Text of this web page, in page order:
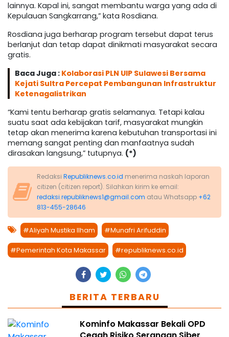
lainnya. Kapal ini, sangat membantu warga yang ada di
Kepulauan Sangkarrang,” kata Rosdiana.
Rosdiana juga berharap program tersebut dapat terus
berlanjut dan tetap dapat dinikmati masyarakat secara
gratis.
Baca Juga : Kolaborasi PLN UIP Sulawesi Bersama
Kejati Sultra Percepat Pembangunan Infrastruktur
Ketenagalistrikan
“Kami tentu berharap gratis selamanya. Tetapi kalau
suatu saat ada kebijakan tarif, masyarakat mungkin
tetap akan menerima karena kebutuhan transportasi ini
memang sangat penting dan manfaatnya sudah
dirasakan langsung,” tutupnya. (*)
Redaksi Republiknews.co.id menerima naskah laporan
citizen (citizen report). Silahkan kirim ke email:
redaksi.republiknews1@gmail.com atau Whatsapp +62
813-455-28646
#Aliyah Mustika Ilham #Munafri Arifuddin
#Pemerintah Kota Makassar #republiknews.co.id
BERITA TERBARU
Kominfo Makassar Bekali OPD